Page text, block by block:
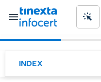
INDEX